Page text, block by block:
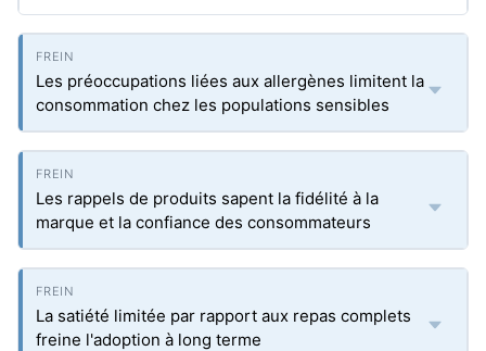
Les préoccupations liées aux allergènes limitent la
consommation chez les populations sensibles
Les rappels de produits sapent la fidélité à la
marque et la confiance des consommateurs
La satiété limitée par rapport aux repas complets
freine l'adoption à long terme